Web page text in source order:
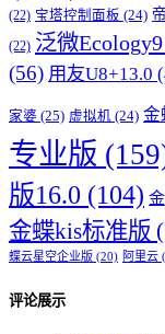
(22) 宝塔控制面板 (24)
(22) 泛微Ecology9
(56) 用友U8+13.0
家婆 (25) 虚拟机 (24) 金
专业版
版16.0 (104)
金蝶kis标准版
蝶云星空企业版 (20) 阿里云
评论展示